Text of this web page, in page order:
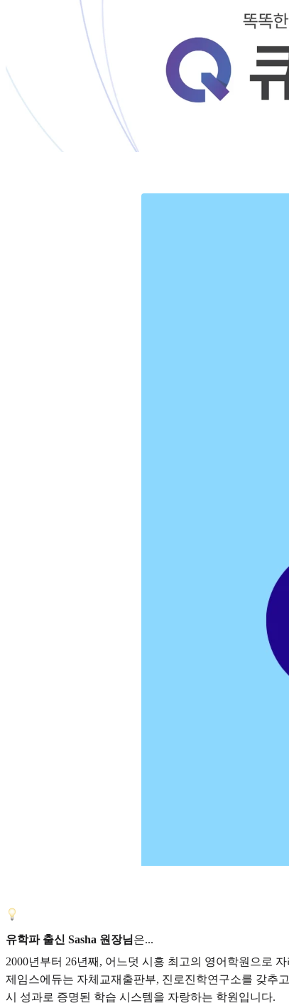
유학파 출신 Sasha 원장님은...
2000년부터 26년째, 어느덧 시흥 최고의 영어학원으로
제임스에듀는 자체교재출판부, 진로진학연구소를 갖추
시 성과로 증명된 학습 시스템을 자랑하는 학원입니다.